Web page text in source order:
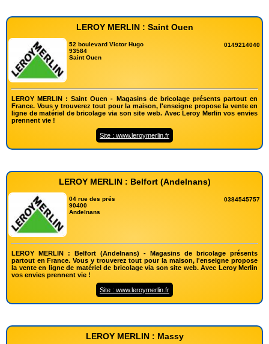
LEROY MERLIN : Saint Ouen
52 boulevard Victor Hugo
93584
Saint Ouen
0149214040
LEROY MERLIN : Saint Ouen - Magasins de bricolage présents partout en
France. Vous y trouverez tout pour la maison, l'enseigne propose la vente en
ligne de matériel de bricolage via son site web. Avec Leroy Merlin vos envies
prennent vie !
Site : www.leroymerlin.fr
LEROY MERLIN : Belfort (Andelnans)
04 rue des prés
90400
Andelnans
0384545757
LEROY MERLIN : Belfort (Andelnans) - Magasins de bricolage présents
partout en France. Vous y trouverez tout pour la maison, l'enseigne propose
la vente en ligne de matériel de bricolage via son site web. Avec Leroy Merlin
vos envies prennent vie !
Site : www.leroymerlin.fr
LEROY MERLIN : Massy